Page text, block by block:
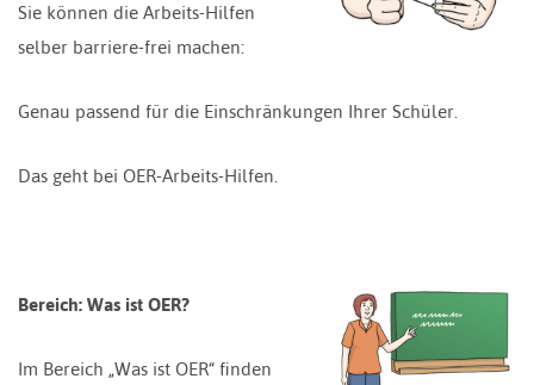
Sie können die Arbeits-Hilfen
selber barriere-frei machen:
Genau passend für die Einschränkungen Ihrer Schüler.
Das geht bei OER-Arbeits-Hilfen.
Bereich: Was ist OER?
Im Bereich „Was ist OER“ finden